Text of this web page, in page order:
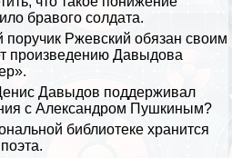
бравого солдата.
поручик Ржевский обязан своим
произведению Давыдова
Давыдов поддерживал
с Александром Пушкиным?
библиотеке хранится